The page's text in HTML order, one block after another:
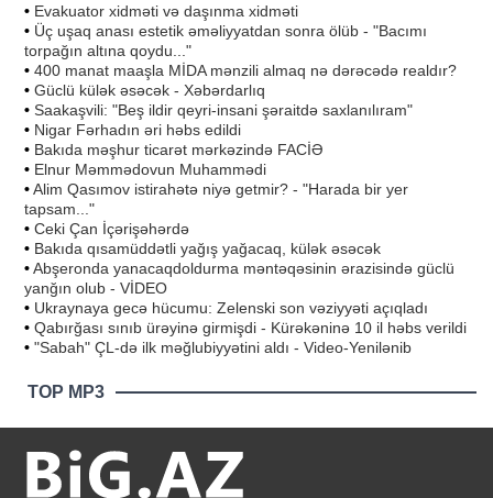
• Evakuator xidməti və daşınma xidməti
• Üç uşaq anası estetik əməliyyatdan sonra ölüb - "Bacımı
torpağın altına qoydu..."
• 400 manat maaşla MİDA mənzili almaq nə dərəcədə realdır?
• Güclü külək əsəcək - Xəbərdarlıq
• Saakaşvili: "Beş ildir qeyri-insani şəraitdə saxlanılıram"
• Nigar Fərhadın əri həbs edildi
• Bakıda məşhur ticarət mərkəzində FACİƏ
• Elnur Məmmədovun Muhammədi
•Alim Qasımov istirahətə niyə getmir? - "Harada bir yer
tapsam..."
• Ceki Çan İçərişəhərdə
• Bakıda qısamüddətli yağış yağacaq, külək əsəcək
•Abşeronda yanacaqdoldurma məntəqəsinin ərazisində güclü
yanğın olub - VİDEO
• Ukraynaya gecə hücumu: Zelenski son vəziyyəti açıqladı
• Qabırğası sınıb ürəyinə girmişdi - Kürəkəninə 10 il həbs verildi
• "Sabah" ÇL-də ilk məğlubiyyətini aldı - Video-Yenilənib
TOP MP3